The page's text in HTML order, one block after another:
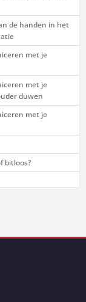
de handen in het
met je
met je
duwen
met je
bitloos?